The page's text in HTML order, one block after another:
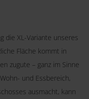
die XL-Variante unseres
Fläche kommt in
zugute – ganz im Sinne
und Essbereich,
ausmacht, kann